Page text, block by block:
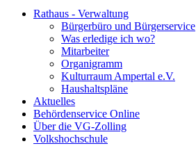
Rathaus - Verwaltung
Bürgerbüro und Bürgerservice
Was erledige ich wo?
Mitarbeiter
Organigramm
Kulturraum Ampertal e.V.
Haushaltspläne
Aktuelles
Behördenservice Online
Über die VG-Zolling
Volkshochschule